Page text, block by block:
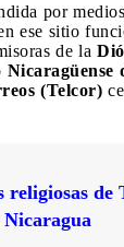
por
ese sitio
de la
(Telcor)
de
Nicaragua